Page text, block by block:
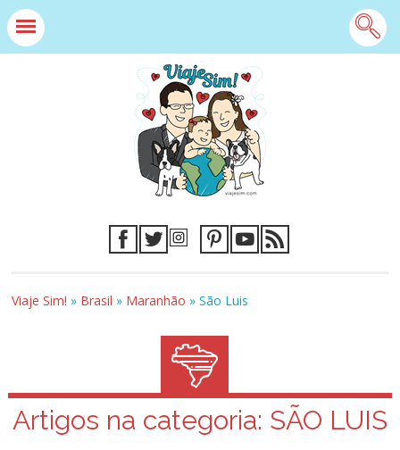
Viaje Sim! » Brasil » Maranhão »São Luis
Artigos na categoria: SÃO LUIS